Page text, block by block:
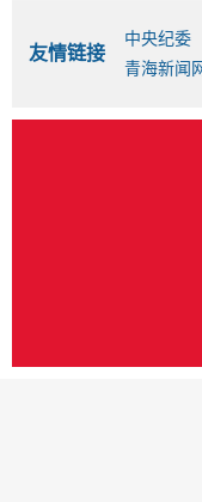
友情链接
中央纪委
青海新闻